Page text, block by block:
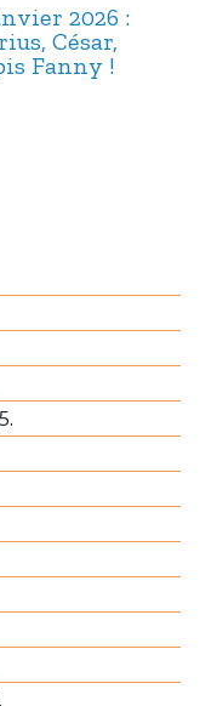
2026 :
César,
Fanny !